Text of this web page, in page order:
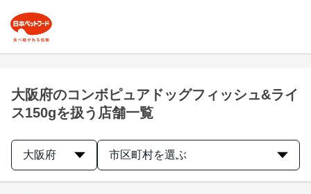
大阪府のコンボピュアドッグフィッシュ&ライ
ス150gを扱う店舗一覧
大阪府 市区町村を選ぶ